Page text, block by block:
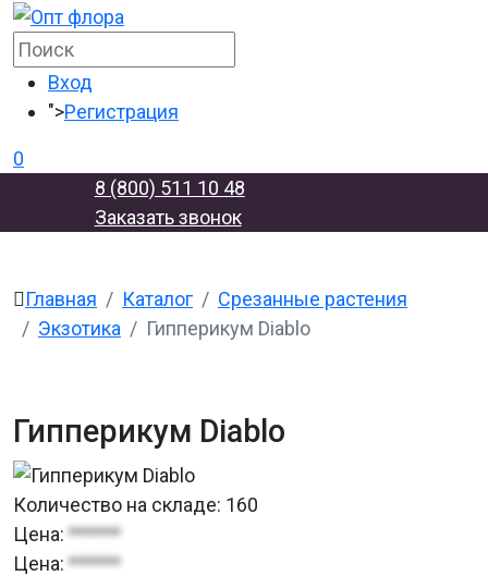
Вход
">Регистрация
0
8 (800) 511 10 48
Заказать звонок
Главная Каталог
Срезанные растения
Экзотика
Гипперикум Diablo
Гипперикум Diablo
Количество на складе: 160
Цена:******
Цена:******